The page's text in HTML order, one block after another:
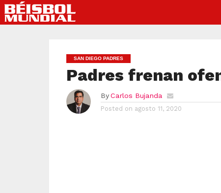
SAN DIEGO PADRES
Padres frenan
By Carlos Bujanda
Posted on agosto 11, 2020